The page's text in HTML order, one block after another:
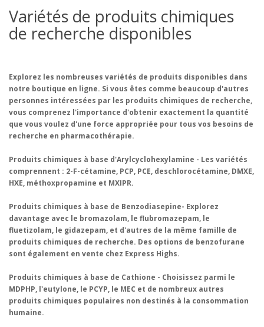
Variétés de produits chimiques
de recherche disponibles
Explorez les nombreuses variétés de produits disponibles dans
notre boutique en ligne. Si vous êtes comme beaucoup d'autres
personnes intéressées par les produits chimiques de recherche,
vous comprenez l'importance d'obtenir exactement la quantité
que vous voulez d'une force appropriée pour tous vos besoins de
recherche en pharmacothérapie.
Produits chimiques à base d'Arylcyclohexylamine - Les variétés
comprennent : 2-F-cétamine, PCP, PCE, deschlorocétamine, DMXE,
HXE, méthoxpropamine et MXIPR.
Produits chimiques à base de Benzodiasepine- Explorez
davantage avec le bromazolam, le flubromazepam, le
fluetizolam, le gidazepam, et d'autres de la même famille de
produits chimiques de recherche. Des options de benzofurane
sont également en vente chez Express Highs.
Produits chimiques à base de Cathione - Choisissez parmi le
MDPHP, l'eutylone, le PCYP, le MEC et de nombreux autres
produits chimiques populaires non destinés à la consommation
humaine.